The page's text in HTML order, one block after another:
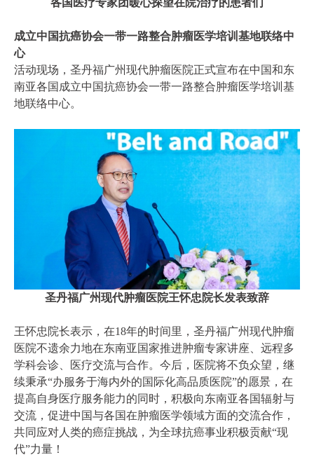
成立中国抗癌协会一带一路整合肿瘤医学培训基地联络中
心
活动现场，圣丹福广州现代肿瘤医院正式宣布在中国和东
南亚各国成立中国抗癌协会一带一路整合肿瘤医学培训基
地联络中心。
圣丹福广州现代肿瘤医院王怀忠院长发表致辞
王怀忠院长表示，在18年的时间里，圣丹福广州现代肿瘤
医院不遗余力地在东南亚国家推进肿瘤专家讲座、远程多
学科会诊、医疗交流与合作。今后，医院将不负众望，继
续秉承“办服务于海内外的国际化高品质医院”的愿景，在
提高自身医疗服务能力的同时，积极向东南亚各国辐射与
交流，促进中国与各国在肿瘤医学领域方面的交流合作，
共同应对人类的癌症挑战，为全球抗癌事业积极贡献“现
代”力量！